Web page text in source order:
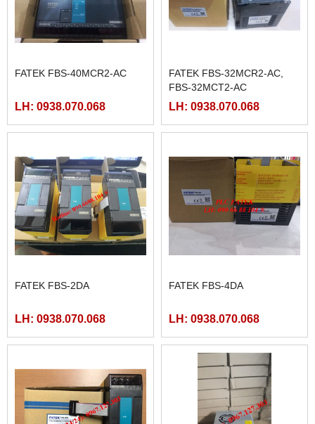
FATEK FBS-40MCR2-AC
LH: 0938.070.068
FATEK FBS-32MCR2-AC,
FBS-32MCT2-AC
LH: 0938.070.068
FATEK FBS-2DA
LH: 0938.070.068
FATEK FBS-4DA
LH: 0938.070.068